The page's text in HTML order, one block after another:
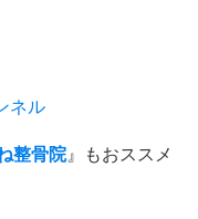
ネル
整骨院』もおススメ